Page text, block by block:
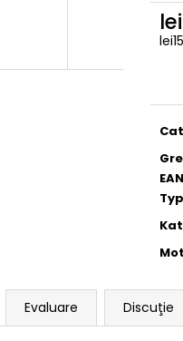
EAN
Typ
Evaluare Discuţie